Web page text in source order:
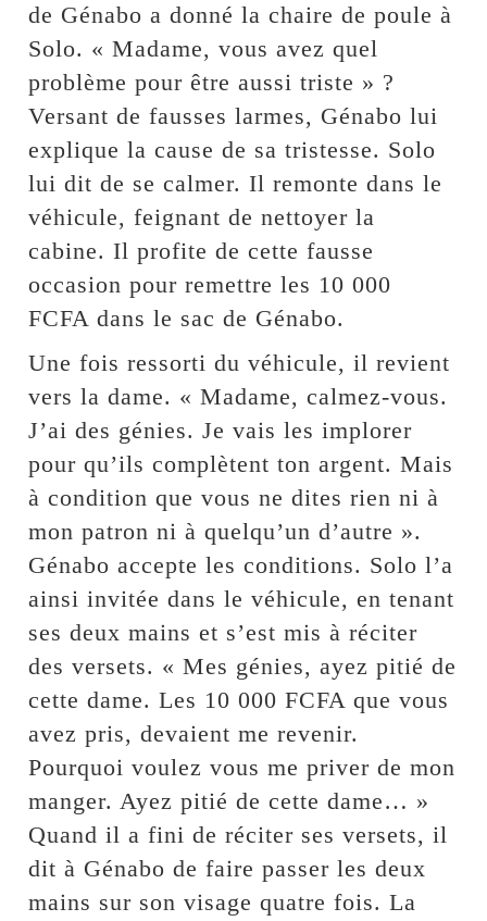
de Génabo a donné la chaire de poule à
Solo. « Madame, vous avez quel
problème pour être aussi triste » ?
Versant de fausses larmes, Génabo lui
explique la cause de sa tristesse. Solo
lui dit de se calmer. Il remonte dans le
véhicule, feignant de nettoyer la
cabine. Il profite de cette fausse
occasion pour remettre les 10 000
FCFA dans le sac de Génabo.
Une fois ressorti du véhicule, il revient
vers la dame. « Madame, calmez-vous.
J’ai des génies. Je vais les implorer
pour qu’ils complètent ton argent. Mais
à condition que vous ne dites rien ni à
mon patron ni à quelqu’un d’autre ».
Génabo accepte les conditions. Solo l’a
ainsi invitée dans le véhicule, en tenant
ses deux mains et s’est mis à réciter
des versets. « Mes génies, ayez pitié de
cette dame. Les 10 000 FCFA que vous
avez pris, devaient me revenir.
Pourquoi voulez vous me priver de mon
manger. Ayez pitié de cette dame… »
Quand il a fini de réciter ses versets, il
dit à Génabo de faire passer les deux
mains sur son visage quatre fois. La